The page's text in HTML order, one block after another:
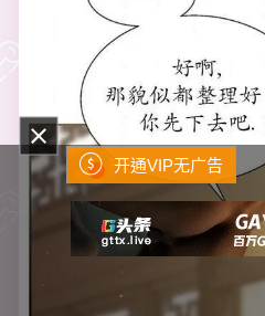
开通VIP无广告